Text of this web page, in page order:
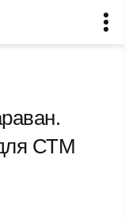
СТМ